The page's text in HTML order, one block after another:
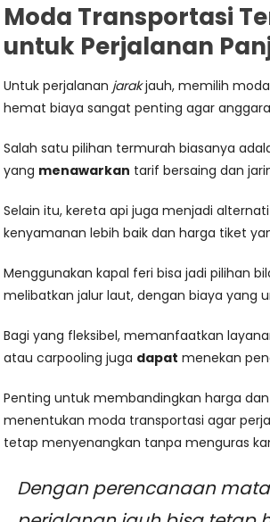
Moda Transportasi
untuk Perjalanan
Untuk perjalanan jarakjauh, memilih
hemat biaya sangat penting agar
Salah satu pilihan termurah biasanya
yang menawarkan tarif bersaing dan
Selain itu, kereta api juga menjadi
kenyamanan lebih baik dan harga tiket
Menggunakan kapal feri bisa jadi pilihan
melibatkan jalur laut, dengan biaya yang
Bagi yang fleksibel, memanfaatkan
atau carpooling juga dapat menekan
Penting untuk membandingkan harga
menentukan moda transportasi agar
tetap menyenangkan tanpa menguras
Dengan perencanaan